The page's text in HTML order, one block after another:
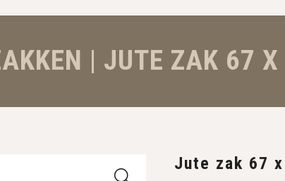
| JUTE ZAK 67
Jute zak 67